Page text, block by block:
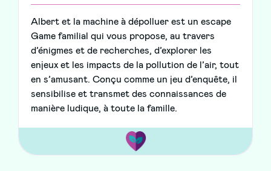
Albert et la machine à dépolluer est un escape
Game familial qui vous propose, au travers
d’énigmes et de recherches, d’explorer les
enjeux et les impacts de la pollution de l’air, tout
en s’amusant. Conçu comme un jeu d’enquête, il
sensibilise et transmet des connaissances de
manière ludique, à toute la famille.